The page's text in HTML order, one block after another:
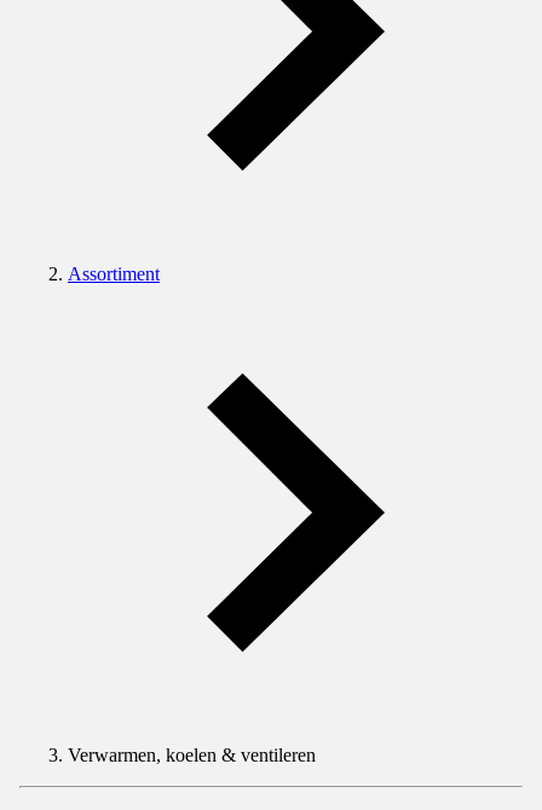
Assortiment
Verwarmen, koelen & ventileren